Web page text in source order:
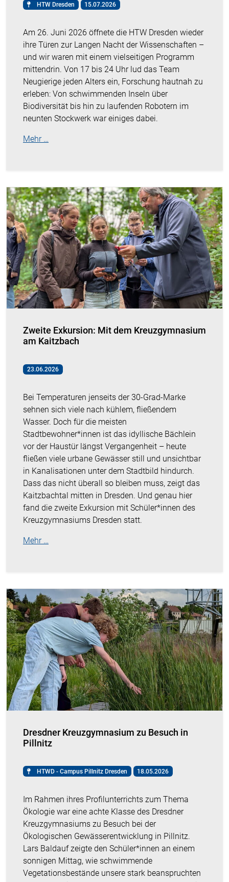
HTW Dresden 15.07.2026
Am 26. Juni 2026 öffnete die HTW Dresden wieder
ihre Türen zur Langen Nacht der Wissenschaften –
und wir waren mit einem vielseitigen Programm
mittendrin. Von 17 bis 24 Uhr lud das Team
Neugierige jeden Alters ein, Forschung hautnah zu
erleben: Von schwimmenden Inseln über
Biodiversität bis hin zu laufenden Robotern im
neunten Stockwerk war einiges dabei.
Mehr …
Zweite Exkursion: Mit dem Kreuzgymnasium
am Kaitzbach
23.06.2026
Bei Temperaturen jenseits der 30-Grad-Marke
sehnen sich viele nach kühlem, fließendem
Wasser. Doch für die meisten
Stadtbewohner*innen ist das idyllische Bächlein
vor der Haustür längst Vergangenheit – heute
fließen viele urbane Gewässer still und unsichtbar
in Kanalisationen unter dem Stadtbild hindurch.
Dass das nicht überall so bleiben muss, zeigt das
Kaitzbachtal mitten in Dresden. Und genau hier
fand die zweite Exkursion mit Schüler*innen des
Kreuzgymnasiums Dresden statt.
Mehr …
Dresdner Kreuzgymnasium zu Besuch in
Pillnitz
HTWD - Campus Pillnitz Dresden 18.05.2026
Im Rahmen ihres Profilunterrichts zum Thema
Ökologie war eine achte Klasse des Dresdner
Kreuzgymnasiums zu Besuch bei der
Ökologischen Gewässerentwicklung in Pillnitz.
Lars Baldauf zeigte den Schüler*innen an einem
sonnigen Mittag, wie schwimmende
Vegetationsbestände unsere stark beanspruchten